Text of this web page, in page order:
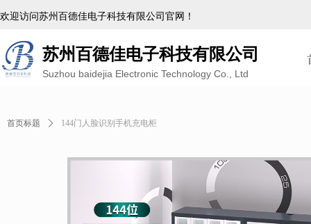
苏州百德佳电子科技有限公司
Suzhou baidejia Electronic Technology Co., Ltd
欢迎访问苏州百德佳电子科技有限公司官网！
首页标题 ꄲ 144门人脸识别手机充电柜